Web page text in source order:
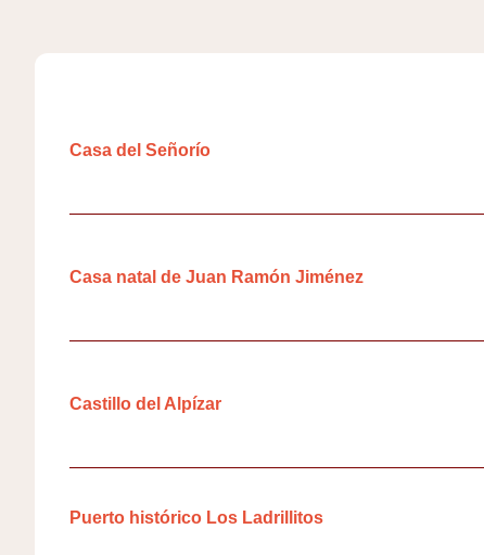
Casa del Señorío
Casa natal de Juan Ramón Jiménez
Castillo del Alpízar
Puerto histórico Los Ladrillitos